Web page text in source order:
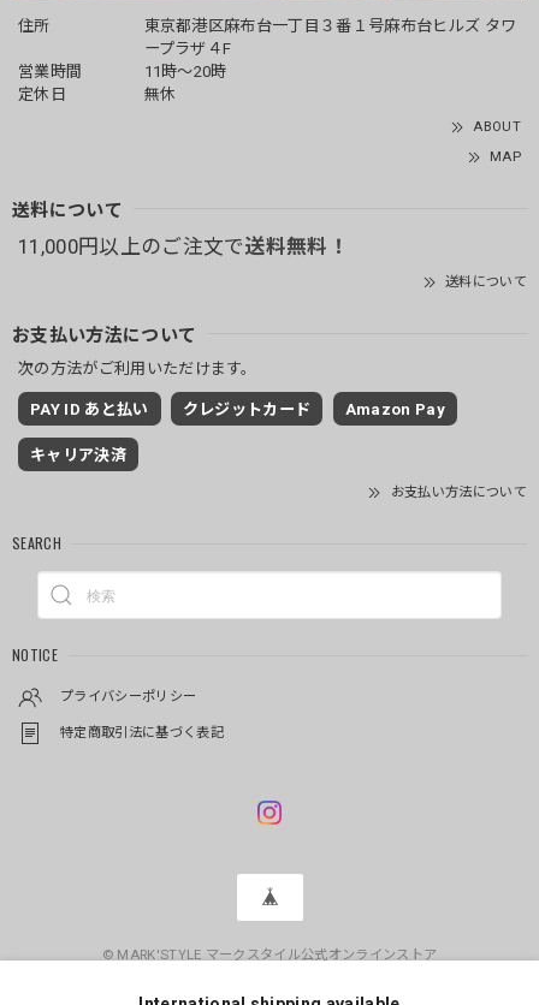
住所
東京都港区麻布台一丁目３番１号麻布台ヒルズ タワ
ープラザ４F
営業時間
11時～20時
定休日
無休
ABOUT
MAP
送料について
11,000円以上のご注文で送料無料！
送料について
お支払い方法について
次の方法がご利用いただけます。
PAY ID あと払い クレジットカード Amazon Pay
キャリア決済
お支払い方法について
SEARCH
NOTICE
プライバシーポリシー
特定商取引法に基づく表記
© MARK'STYLE マークスタイル公式オンラインストア